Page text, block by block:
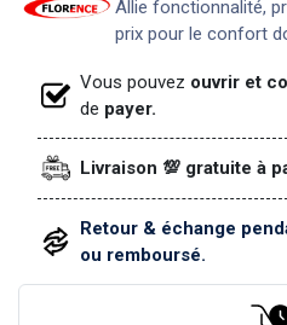
Allie fonctionnalité,
prix pour le confort
Vous pouvez ouvrir et
de payer.
Livraison 💯 gratuite à
Retour & échange
ou remboursé.